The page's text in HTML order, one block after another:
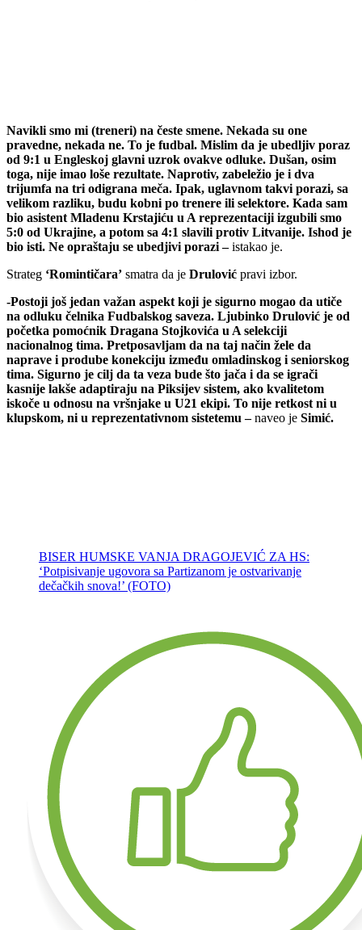
Navikli smo mi (treneri) na česte smene. Nekada su one
pravedne, nekada ne. To je fudbal. Mislim da je ubedljiv poraz
od 9:1 u Engleskoj glavni uzrok ovakve odluke. Dušan, osim
toga, nije imao loše rezultate. Naprotiv, zabeležio je i dva
trijumfa na tri odigrana meča. Ipak, uglavnom takvi porazi, sa
velikom razliku, budu kobni po trenere ili selektore. Kada sam
bio asistent Mladenu Krstajiću u A reprezentaciji izgubili smo
5:0 od Ukrajine, a potom sa 4:1 slavili protiv Litvanije. Ishod je
bio isti. Ne opraštaju se ubedjivi porazi –istakao je.
Strateg ‘Romintičara’ smatra da je Drulović pravi izbor.
-Postoji još jedan važan aspekt koji je sigurno mogao da utiče
na odluku čelnika Fudbalskog saveza. Ljubinko Drulović je od
početka pomoćnik Dragana Stojkovića u A selekciji
nacionalnog tima. Pretposavljam da na taj način žele da
naprave i prodube konekciju između omladinskog i seniorskog
tima. Sigurno je cilj da ta veza bude što jača i da se igrači
kasnije lakše adaptiraju na Piksijev sistem, ako kvalitetom
iskoče u odnosu na vršnjake u U21 ekipi. To nije retkost ni u
klupskom, ni u reprezentativnom sistetemu –naveo je Simić.
BISER HUMSKE VANJA DRAGOJEVIĆ ZA HS:
‘Potpisivanje ugovora sa Partizanom je ostvarivanje
dečačkih snova!’ (FOTO)